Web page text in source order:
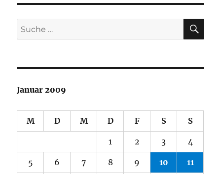
Suche
nach:
Januar 2009
M D M D F S S
1 2 3 4
5 6 7 8 9 10 11